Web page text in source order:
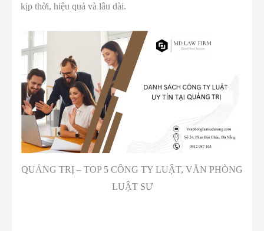
kịp thời, hiệu quả và lâu dài.
QUẢNG TRỊ – TOP 5 CÔNG TY LUẬT, VĂN PHÒNG
LUẬT SƯ